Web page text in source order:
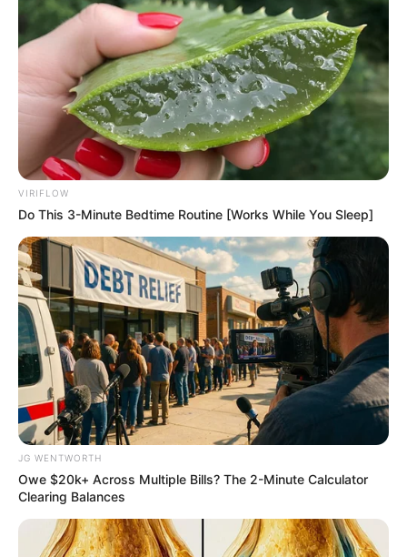
คนวันจันทร์
ไพ่ประจำวันของท่านในวันนี้ คือ ไพ่ซ่อนเร้น
วันนี้มีเกณฑ์ได้เงินมากจากการพนัน หรือเสี่ยงโชค
ใครทำงานข้าราชการอาจไม่ยุ่งเกี่ยวกับการติดสินบน
งานทั่วไปอึดอัดใจ ถูกจ้องจับผิดในการทำงาน การ
เงินมีเกณฑ์ถูกหลอก งดลงทุน หรือกู้ยืม
คนวันอังคาร
ไพ่ประจำวันของท่านในวันนี้ คือ ไพ่การสื่อสาร
VIRIFLOW
Do This 3-Minute Bedtime Routine [Works While You Sleep]
JG WENTWORTH
Owe $20k+ Across Multiple Bills? The 2-Minute Calculator
Clearing Balances